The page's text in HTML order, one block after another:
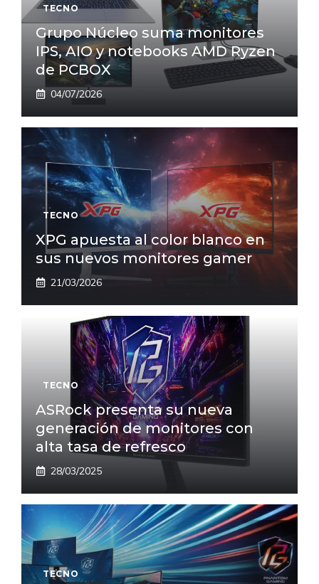
TECNO
Grupo Núcleo suma monitores
IPS, AIO y notebooks AMD Ryzen
de PCBOX
04/07/2026
TECNO
XPG apuesta al color blanco en
sus nuevos monitores gamer
21/03/2026
TECNO
ASRock presenta su nueva
generación de monitores con
alta tasa de refresco
28/03/2025
TECNO